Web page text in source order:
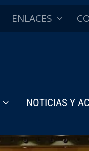
ENLACES
NOTICIAS Y